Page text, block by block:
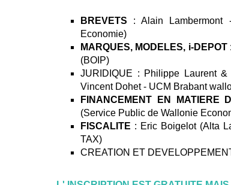
BREVETS : Alain Lambermont
Economie)
MARQUES, MODELES, i-DEPOT
(BOIP)
JURIDIQUE : Philippe Laurent
Vincent Dohet - UCM Brabant
FINANCEMENT EN MATIERE
(Service Public de Wallonie
FISCALITE : Eric Boigelot (Alta
TAX)
CREATION ET